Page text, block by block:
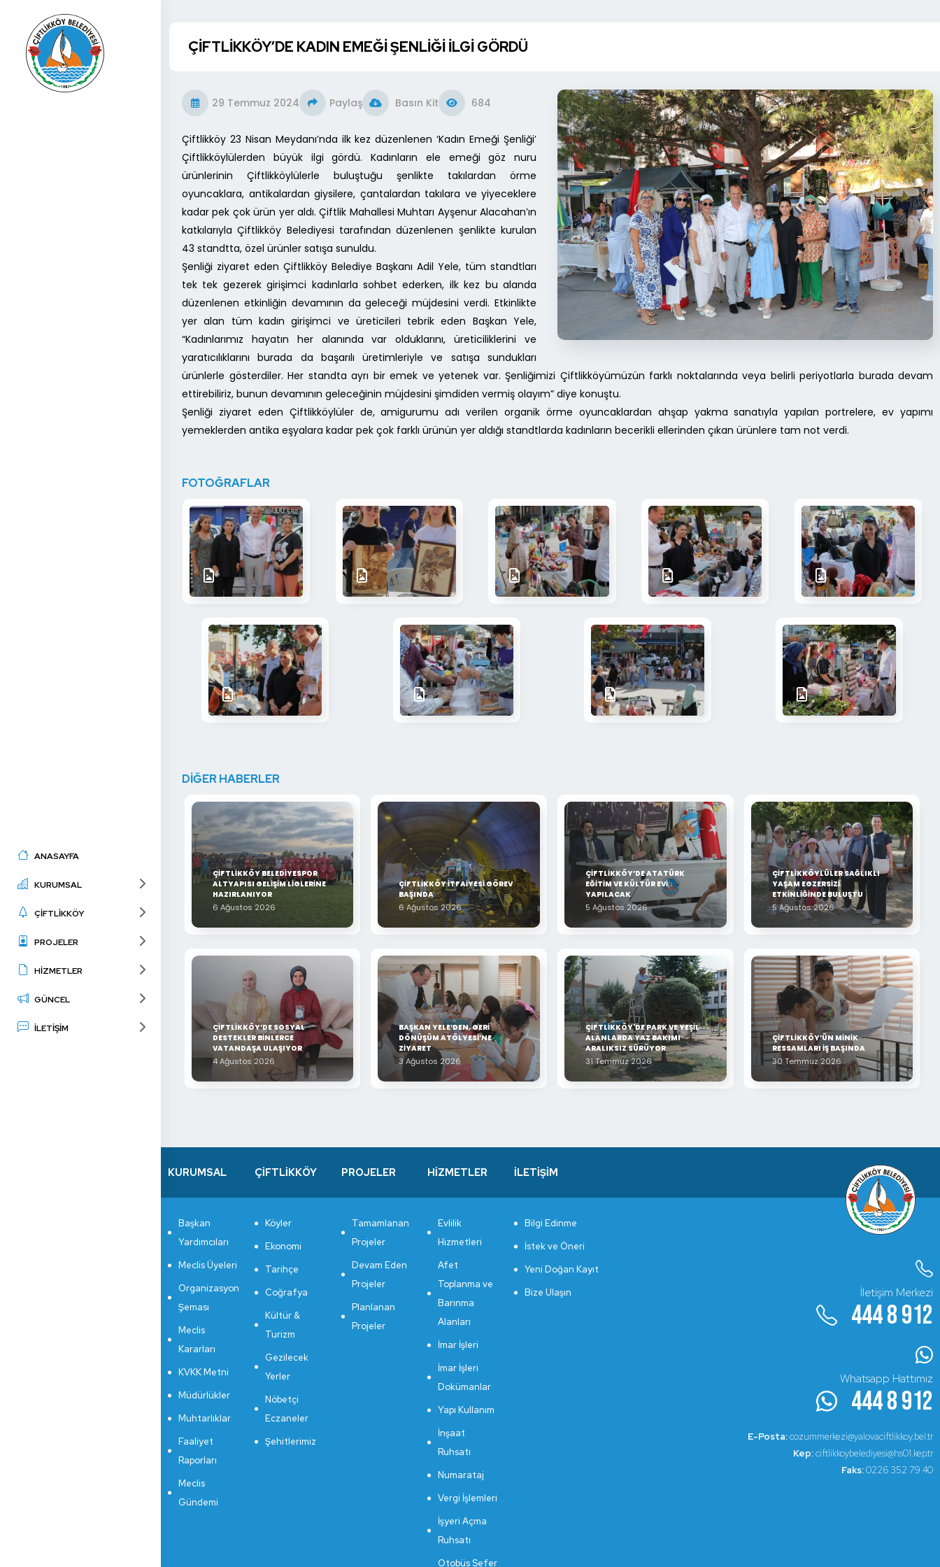
ÇİFTLİKKÖY’DE KADIN EMEĞİ ŞENLİĞİ İLGİ GÖRDÜ
29 Temmuz 2024 Paylaş Basın Kit 684
Çiftlikköy 23 Nisan Meydanı’nda ilk kez düzenlenen ‘Kadın Emeği Şenliği’
Çiftlikköylülerden büyük ilgi gördü. Kadınların ele emeği göz nuru
ürünlerinin Çiftlikköylülerle buluştuğu şenlikte takılardan örme
oyuncaklara, antikalardan giysilere, çantalardan takılara ve yiyeceklere
kadar pek çok ürün yer aldı. Çiftlik Mahallesi Muhtarı Ayşenur Alacahan’ın
katkılarıyla Çiftlikköy Belediyesi tarafından düzenlenen şenlikte kurulan
43 standtta, özel ürünler satışa sunuldu.
Şenliği ziyaret eden Çiftlikköy Belediye Başkanı Adil Yele, tüm standtları
tek tek gezerek girişimci kadınlarla sohbet ederken, ilk kez bu alanda
düzenlenen etkinliğin devamının da geleceği müjdesini verdi. Etkinlikte
yer alan tüm kadın girişimci ve üreticileri tebrik eden Başkan Yele,
“Kadınlarımız hayatın her alanında var olduklarını, üreticiliklerini ve
yaratıcılıklarını burada da başarılı üretimleriyle ve satışa sundukları
ürünlerle gösterdiler. Her standta ayrı bir emek ve yetenek var. Şenliğimizi Çiftlikköyümüzün farklı noktalarında veya belirli periyotlarla burada devam
ettirebiliriz, bunun devamının geleceğinin müjdesini şimdiden vermiş olayım” diye konuştu.
Şenliği ziyaret eden Çiftlikköylüler de, amigurumu adı verilen organik örme oyuncaklardan ahşap yakma sanatıyla yapılan portrelere, ev yapımı
yemeklerden antika eşyalara kadar pek çok farklı ürünün yer aldığı standtlarda kadınların becerikli ellerinden çıkan ürünlere tam not verdi.
FOTOĞRAFLAR
DİĞER HABERLER
ÇİFTLİKKÖY BELEDİYESPOR
ALTYAPISI GELİŞİM LİGLERİNE
HAZIRLANIYOR
6 Ağustos 2026
ÇİFTLİKKÖY İTFAİYESİ GÖREV
BAŞINDA
6 Ağustos 2026
ÇİFTLİKKÖY’DE ATATÜRK
EĞİTİM VE KÜLTÜR EVİ
YAPILACAK
5 Ağustos 2026
ÇİFTLİKKÖYLÜLER SAĞLIKLI
YAŞAM EGZERSİZİ
ETKİNLİĞİNDE BULUŞTU
5 Ağustos 2026
ÇİFTLİKKÖY’DE SOSYAL
DESTEKLER BİNLERCE
VATANDAŞA ULAŞIYOR
4 Ağustos 2026
BAŞKAN YELE’DEN, GERİ
DÖNÜŞÜM ATÖLYESİ’NE
ZİYARET
3 Ağustos 2026
ÇİFTLİKKÖY'DE PARK VE YEŞİL
ALANLARDA YAZ BAKIMI
ARALIKSIZ SÜRÜYOR
31 Temmuz 2026
ÇİFTLİKKÖY’ÜN MİNİK
RESSAMLARI İŞ BAŞINDA
30 Temmuz 2026
ANASAYFA
KURUMSAL
ÇİFTLİKKÖY
PROJELER
HİZMETLER
GÜNCEL
İLETİŞİM
KURUMSAL
Başkan
Yardımcıları
Meclis Üyeleri
Organizasyon
Şeması
Meclis
Kararları
KVKK Metni
Müdürlükler
Muhtarlıklar
Faaliyet
Raporları
Meclis
Gündemi
ÇİFTLİKKÖY
Köyler
Ekonomi
Tarihçe
Coğrafya
Kültür &
Turizm
Gezilecek
Yerler
Nöbetçi
Eczaneler
Şehitlerimiz
PROJELER
Tamamlanan
Projeler
Devam Eden
Projeler
Planlanan
Projeler
HİZMETLER
Evlilik
Hizmetleri
Afet
Toplanma ve
Barınma
Alanları
İmar İşleri
İmar İşleri
Dokümanlar
Yapı Kullanım
İnşaat
Ruhsatı
Numarataj
Vergi İşlemleri
İşyeri Açma
Ruhsatı
Otobüs Sefer
İLETİŞİM
Bilgi Edinme
İstek ve Öneri
Yeni Doğan Kayıt
Bize Ulaşın
İletişim Merkezi
444 8 912
Whatsapp Hattımız
444 8 912
E-Posta:cozummerkezi@yalovaciftlikkoy.bel.tr
Kep:ciftlikkoybelediyesi@hs01.kep.tr
Faks:0226 352 79 40